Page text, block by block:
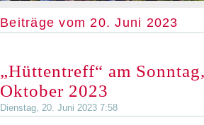
Beiträge vom 20. Juni 2023
„Hüttentreff“ am
Oktober 2023
Dienstag, 20. Juni 2023 7:58